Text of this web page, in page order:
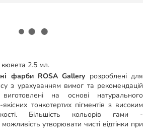
кювета 2.5 мл.
фарби ROSA Gallery розроблені для
з урахуванням вимог та рекомендацій
на основі натурального
якісних тонкотертих пігментів з високим
Більшість кольорів гами -
утворювати чисті відтінки при